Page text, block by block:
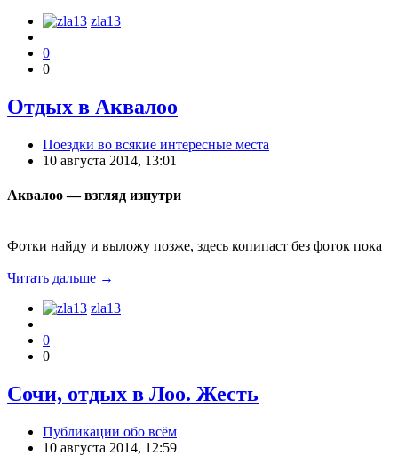
zla13
0
0
Отдых в Аквалоо
Поездки во всякие интересные места
10 августа 2014, 13:01
Аквалоо — взгляд изнутри
Фотки найду и выложу позже, здесь копипаст без фоток пока
Читать дальше →
zla13
0
0
Сочи, отдых в Лоо. Жесть
Публикации обо всём
10 августа 2014, 12:59